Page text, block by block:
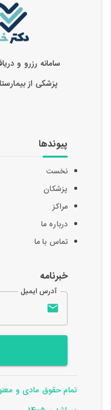
سامانه رزرو و
پزشکی از
پیوندها
نخست
پزشکان
مراکز
درباره ما
تماس با ما
خبرنامه
آدرس ایمیل
تمام حقوق مادی و